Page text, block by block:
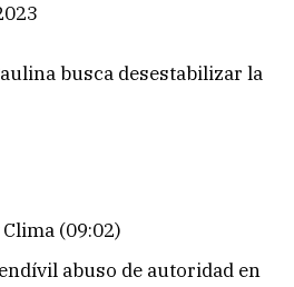
busca desestabilizar la
(09:02)
abuso de autoridad en